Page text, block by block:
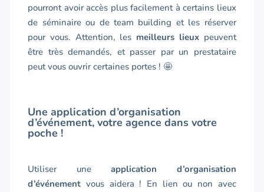
pourront avoir accès plus facilement à certains lieux
de séminaire ou de team building et les réserver
pour vous. Attention, les meilleurs lieuxpeuvent
être très demandés, et passer par un prestataire
peut vous ouvrir certaines portes ! 🤩
Une application d’organisation
d’événement, votre agence dans votre
poche !
Utiliser uneapplication d’organisation
d’événement vous aidera ! En lien ou non avec